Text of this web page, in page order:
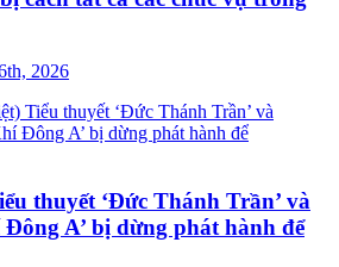
2026
thuyết ‘Đức Thánh Trần’ và
A’ bị dừng phát hành để